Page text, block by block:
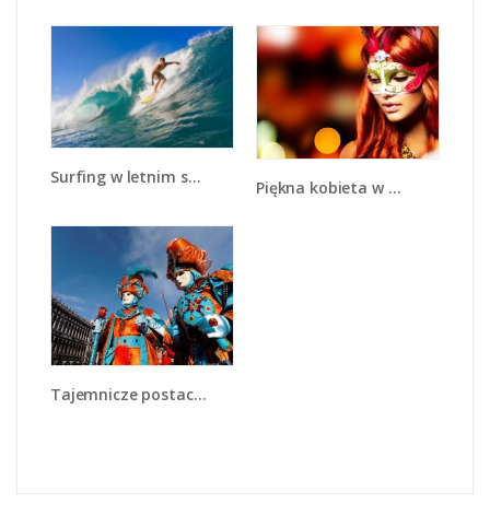
Surfing w letnim sezonie - L132
Piękna kobieta w masce - L225
Tajemnicze postacie w wenecji - L211